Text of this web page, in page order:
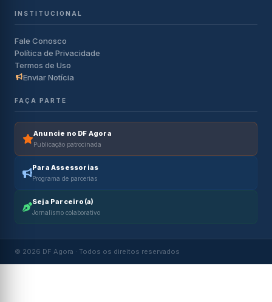
INSTITUCIONAL
Fale Conosco
Política de Privacidade
Termos de Uso
Enviar Notícia
FAÇA PARTE
Anuncie no DF Agora
Publicação patrocinada
Para Assessorias
Programa de parcerias
Seja Parceiro(a)
Jornalismo colaborativo
© 2026 DF Agora · Todos os direitos reservados